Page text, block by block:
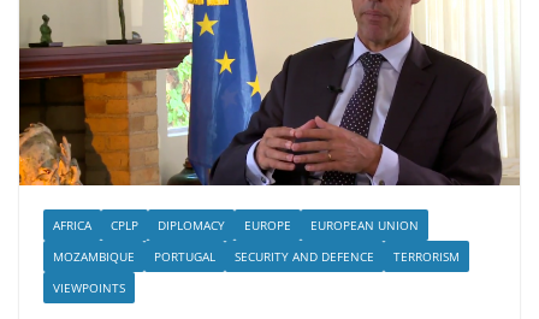
AFRICA CPLP DIPLOMACY EUROPE
EUROPEAN UNION
MOZAMBIQUE
PORTUGAL SECURITY AND DEFENCE
TERRORISM
VIEWPOINTS